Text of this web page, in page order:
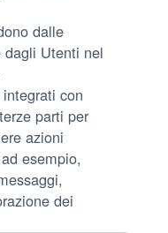
dalle
Utenti nel
con
parti per
azioni
esempio,
dei